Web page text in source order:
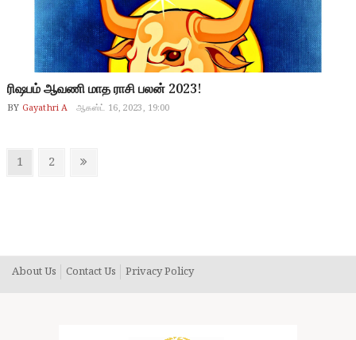
ரிஷபம் ஆவணி மாத ராசி பலன் 2023!
BY Gayathri A ஆகஸ்ட் 16, 2023, 19:00
Posts
Page
1 Page
2
Next
About Us Contact Us Privacy Policy